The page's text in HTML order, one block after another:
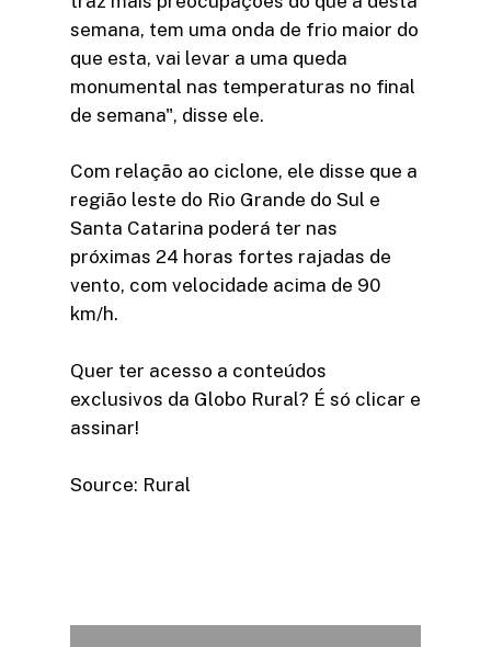
semana, tem uma onda de frio maior do
que esta, vai levar a uma queda
monumental nas temperaturas no final
de semana", disse ele.
Com relação ao ciclone, ele disse que a
região leste do Rio Grande do Sul e
Santa Catarina poderá ter nas
próximas 24 horas fortes rajadas de
vento, com velocidade acima de 90
km/h.
Quer ter acesso a conteúdos
exclusivos da Globo Rural? É só clicar e
assinar!​
Source: Rural